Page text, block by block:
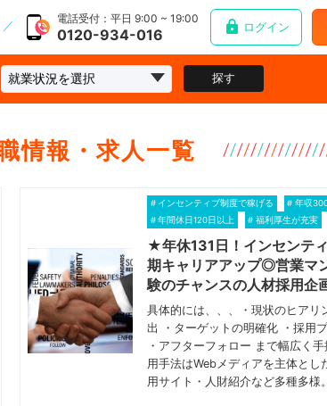
電話受付：平日 9:00 ~ 19:00
0120-934-016 ログイン
探す
情報・求人一覧
インセンティブ制度で稼げる
年収
年間休日120日以上
福利厚生が充実
★年休131日！インセンテ
期キャリアアップ◎営業マ
験のチャンスの人材採用企
具体的には、、、・現状のヒアリ
出 ・ターゲットの明確化 ・採用
・アフターフォロー まで幅広く
用手法はWebメディアを主体とし
用サイト・人財紹介など多種多様。